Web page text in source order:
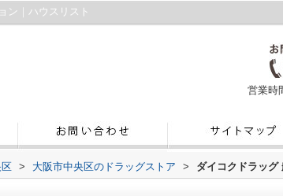
ン｜ハウスリスト
営業時
> 大阪市中央区のドラッグストア > ダイコクドラッグ